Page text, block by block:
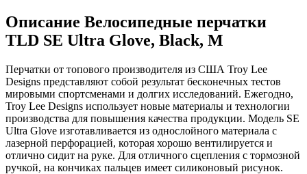
Описание Велосипедные перчатки
TLD SE Ultra Glove, Black, M
Перчатки от топового производителя из США Troy Lee
Designs представляют собой результат бесконечных тестов
мировыми спортсменами и долгих исследований. Ежегодно,
Troy Lee Designs использует новые материалы и технологии
производства для повышения качества продукции. Модель SE
Ultra Glove изготавливается из однослойного материала с
лазерной перфорацией, которая хорошо вентилируется и
отлично сидит на руке. Для отличного сцепления с тормозной
ручкой, на кончиках пальцев имеет силиконовый рисунок.